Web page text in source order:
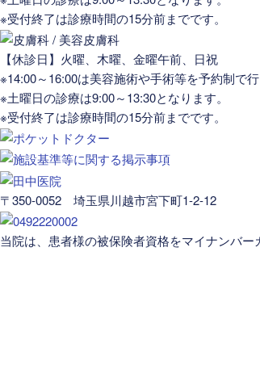
※受付終了は診療時間の15分前までです。
【休診日】火曜、木曜、金曜午前、日祝
※14:00～16:00は美容施術や手術等を予約制で行
※土曜日の診療は9:00～13:30となります。
※受付終了は診療時間の15分前までです。
〒350-0052 埼玉県川越市宮下町1-2-12
当院は、患者様の被保険者資格をマイナンバ